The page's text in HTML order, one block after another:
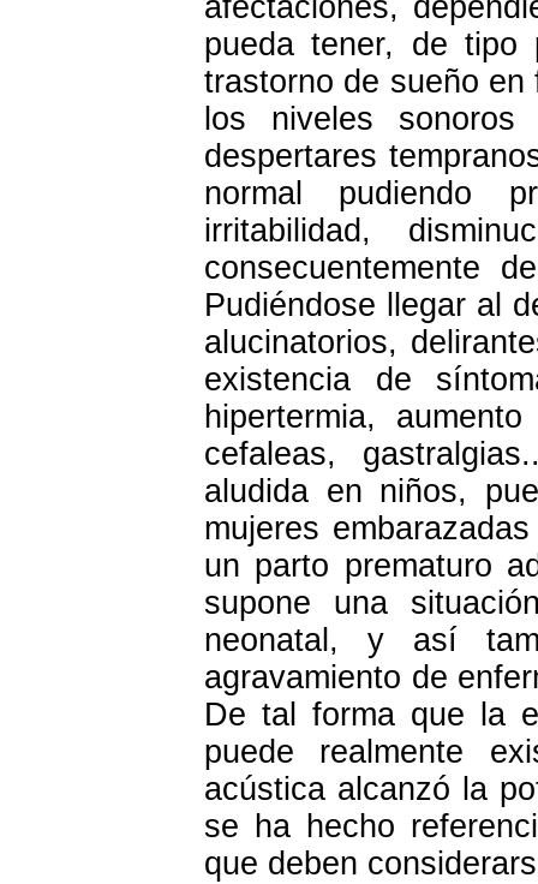
afectaciones,
pueda tener, de tipo
trastorno de sueño
los niveles
despertares
normal pudiendo
irritabilidad,
consecuentemente
Pudiéndose llegar al
alucinatorios,
existencia de
hipertermia,
cefaleas,
aludida en niños,
mujeres
un parto prematuro
supone una
neonatal, y así
agravamiento de
De tal forma que la
puede realmente
acústica alcanzó la
se ha hecho
que deben